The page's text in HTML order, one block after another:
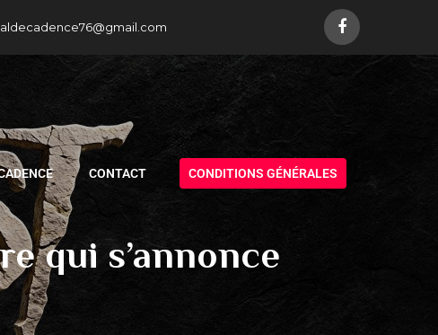
CONTACT CONDITIONS GÉNÉRALES
qui s’annonce